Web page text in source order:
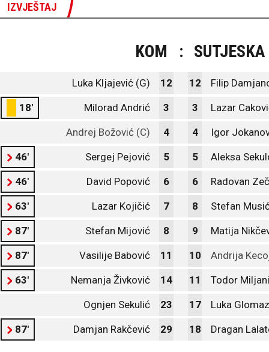
IZVJEŠTAJ
KOM : SUTJESKA
Luka Kljajević (G) 12 12 Filip
18' Milorad Andrić 3 3 Lazar
Andrej Božović (C) 4 4 Igor
46' Sergej Pejović 5 5 Aleksa
46' David Popović 6 6 Radovan
63' Lazar Kojičić 7 8 Stefan
87' Stefan Mijović 8 9 Matija
87' Vasilije Babović 11 10 Andrija
63' Nemanja Živković 14 11 Todor
Ognjen Sekulić 23 17 Luka
87' Damjan Rakčević 29 18 Dragan